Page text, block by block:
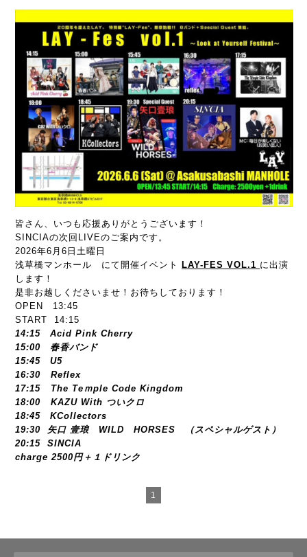
皆さん、いつも応援ありがとうございます！
SINCIAの次回LIVEのご案内です。
2026年6月6日土曜日
浅草橋マンホール にて開催イベント LAY-FES VOL.1 に出演
します！
是非お越しくださいませ！お待ちしております！
OPEN 13:45
START 14:15
14:15 Acid Pink Cherry
15:00 春香バンド
15:45 U5
16:30 Reflex
17:15 The Teｍple Code Kingdom
18:00 KAZU With ついクロ
18:45 KCollectors
19:30 矢口 壹琅 WILD HORSES （スペシャルゲスト）
20:15 SINCIA
charge 2500円＋１ドリンク
1